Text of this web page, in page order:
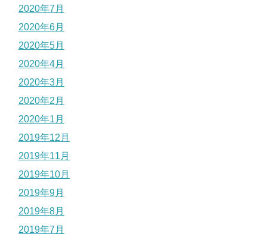
2020年7月
2020年6月
2020年5月
2020年4月
2020年3月
2020年2月
2020年1月
2019年12月
2019年11月
2019年10月
2019年9月
2019年8月
2019年7月